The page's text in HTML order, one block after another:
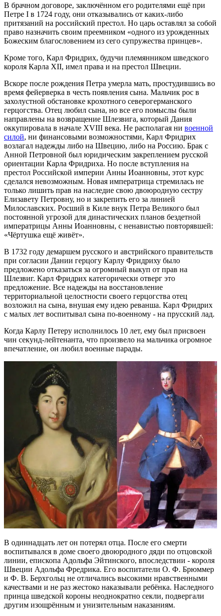
В брачном договоре, заключённом его родителями ещё при
Петре I в 1724 году, они отказывались от каких-либо
притязаний на российский престол. Но царь оставлял за собой
право назначить своим преемником «одного из урожденных
Божеским благословением из сего супружества принцев».
Кроме того, Карл Фридрих, будучи племянником шведского
короля Карла XII, имел права и на престол Швеции.
Вскоре после рождения Петра умерла мать, простудившись во
время фейерверка в честь появления сына. Мальчик рос в
захолустной обстановке крохотного северогерманского
герцогства. Отец любил сына, но все его помыслы были
направлены на возвращение Шлезвига, который Дания
оккупировала в начале XVIII века. Не располагая ни военной
силой, ни финансовыми возможностями, Карл Фридрих
возлагал надежды либо на Швецию, либо на Россию. Брак с
Анной Петровной был юридическим закреплением русской
ориентации Карла Фридриха. Но после вступления на
престол Российской империи Анны Иоанновны, этот курс
сделался невозможным. Новая императрица стремилась не
только лишить прав на наследие свою двоюродную сестру
Елизавету Петровну, но и закрепить его за линией
Милославских. Росший в Киле внук Петра Великого был
постоянной угрозой для династических планов бездетной
императрицы Анны Иоанновны, с ненавистью повторявшей:
«Чёртушка ещё живёт».
В 1732 году демаршем русского и австрийского правительств
при согласии Дании герцогу Карлу Фридриху было
предложено отказаться за огромный выкуп от прав на
Шлезвиг. Карл Фридрих категорически отверг это
предложение. Все надежды на восстановление
территориальной целостности своего герцогства отец
возложил на сына, внушая ему идею реванша. Карл Фридрих
с малых лет воспитывал сына по-военному - на прусский лад.
Когда Карлу Петеру исполнилось 10 лет, ему был присвоен
чин секунд-лейтенанта, что произвело на мальчика огромное
впечатление, он любил военные парады.
В одиннадцать лет он потерял отца. После его смерти
воспитывался в доме своего двоюродного дяди по отцовской
линии, епископа Адольфа Эйтинского, впоследствии - короля
Швеции Адольфа Фредрика. Его воспитатели О. Ф. Брюммер
и Ф. В. Берхгольц не отличались высокими нравственными
качествами и не раз жестоко наказывали ребёнка. Наследного
принца шведской короны неоднократно секли, подвергали
другим изощрённым и унизительным наказаниям.